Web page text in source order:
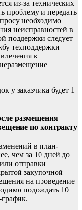
из-за технических
проблему и передать
необходимо
неисправностей в
поддержки следует
техподдержки
к
у заказчика будет 1
размещения
по контракту
в план-
чем за 10 дней до
отправки
закупочной
на проведение
подождать 10